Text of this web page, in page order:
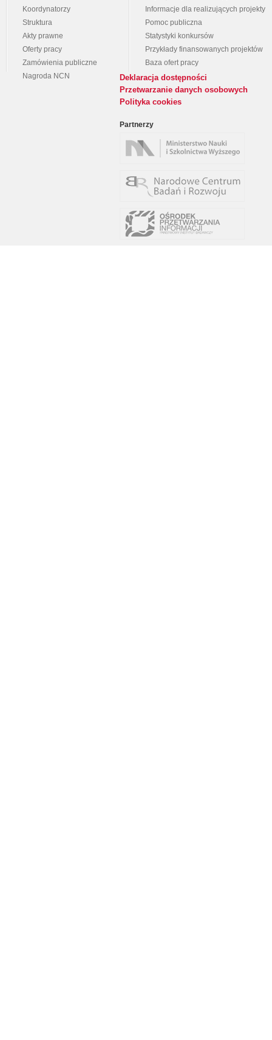
Koordynatorzy
Struktura
Akty prawne
Oferty pracy
Zamówienia publiczne
Nagroda NCN
Informacje dla realizujących projekty
Pomoc publiczna
Statystyki konkursów
Przykłady finansowanych projektów
Baza ofert pracy
Deklaracja dostępności
Przetwarzanie danych osobowych
Polityka cookies
Partnerzy